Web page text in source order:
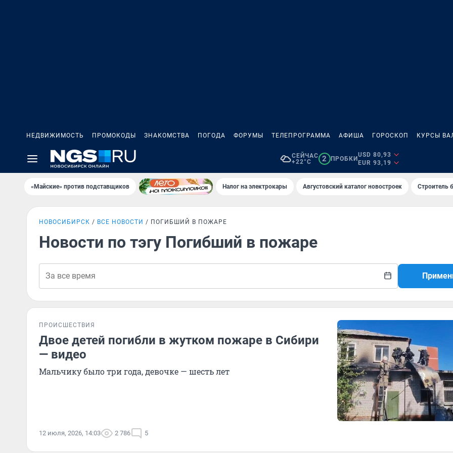
НЕДВИЖИМОСТЬ ПРОМОКОДЫ ЗНАКОМСТВА ПОГОДА ФОРУМЫ ТЕЛЕПРОГРАММА АФИША ГОРОСКОП КУРСЫ
СЕЙЧАС
+22°C
2 ПРОБКИ
USD 80,93
EUR 93,19
«Майские» против подставщиков Налог на электрокары Августовский каталог новостроек Строитель
НОВОСИБИРСК ВСЕ НОВОСТИ ПОГИБШИЙ В ПОЖАРЕ
Новости по тэгу Погибший в пожаре
ПРОИСШЕСТВИЯ
Двое детей погибли в жутком пожаре в Сибири
— видео
Мальчику было три года, девочке — шесть лет
12 июля, 2026, 14:03 2 786 5